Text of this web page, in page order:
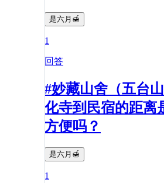
是六月🍯
1
回答
#妙藏山舍（五台
化寺到民宿的距离
方便吗？
是六月🍯
1